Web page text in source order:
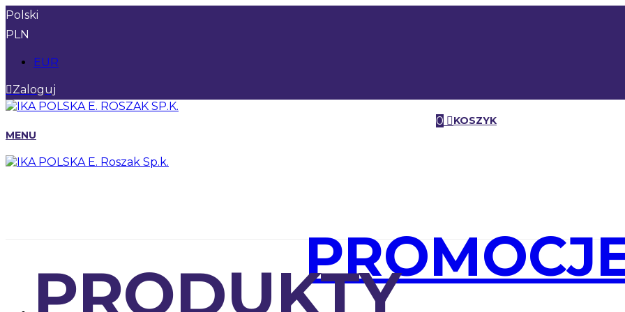
Polski
PLN
EUR
Zaloguj
0
KOSZYK
MENU
PRODUKTY